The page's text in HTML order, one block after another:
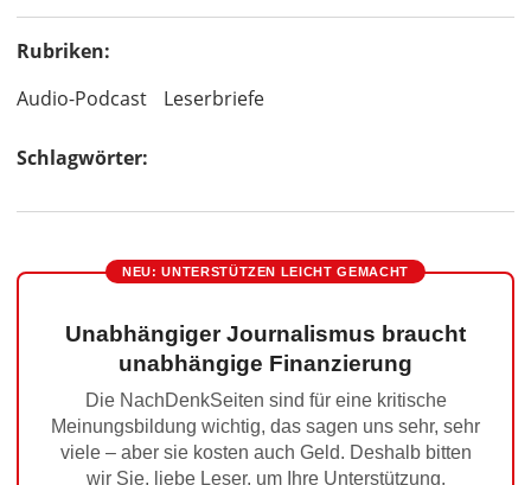
Rubriken:
Audio-Podcast
Leserbriefe
Schlagwörter:
NEU: UNTERSTÜTZEN LEICHT GEMACHT
Unabhängiger Journalismus braucht
unabhängige Finanzierung
Die NachDenkSeiten sind für eine kritische
Meinungsbildung wichtig, das sagen uns sehr, sehr
viele – aber sie kosten auch Geld. Deshalb bitten
wir Sie, liebe Leser, um Ihre Unterstützung.